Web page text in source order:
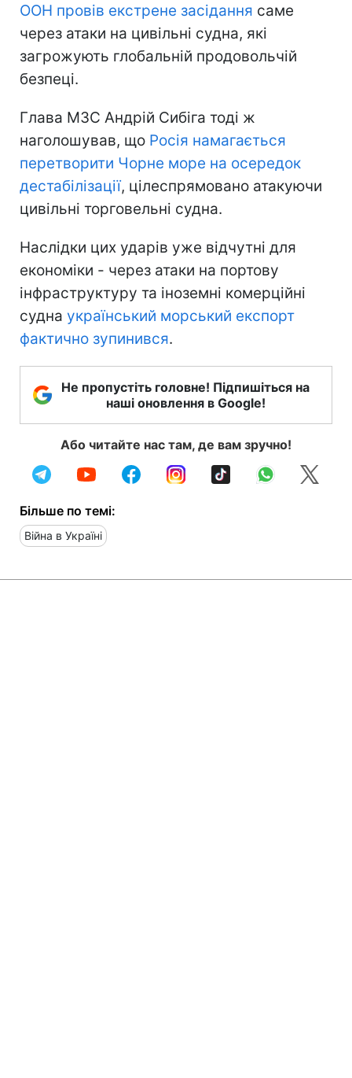
ООН провів екстрене засідання саме
через атаки на цивільні судна, які
загрожують глобальній продовольчій
безпеці.
Глава МЗС Андрій Сибіга тоді ж
наголошував, що Росія намагається
перетворити Чорне море на осередок
дестабілізації, цілеспрямовано атакуючи
цивільні торговельні судна.
Наслідки цих ударів уже відчутні для
економіки - через атаки на портову
інфраструктуру та іноземні комерційні
судна український морський експорт
фактично зупинився.
Не пропустіть головне! Підпишіться на
наші оновлення в Google!
Або читайте нас там, де вам зручно!
Більше по темі:
Війна в Україні